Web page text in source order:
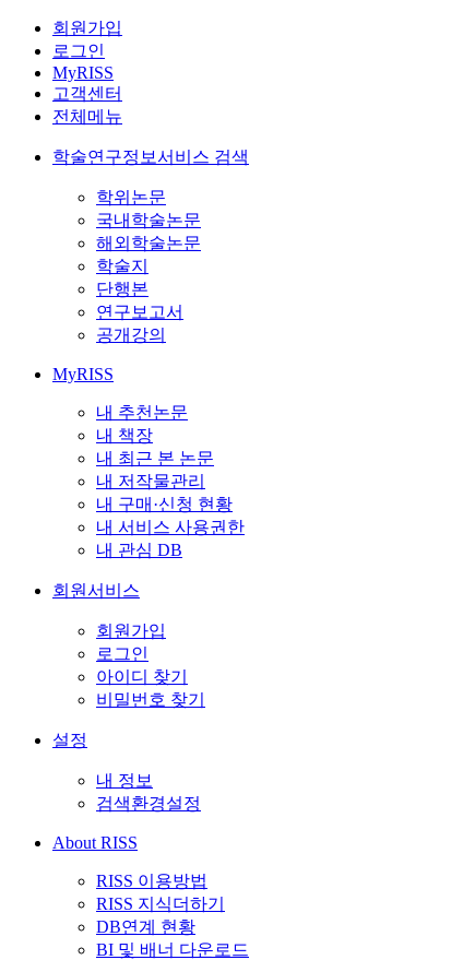
회원가입
로그인
MyRISS
고객센터
전체메뉴
학술연구정보서비스 검색
학위논문
국내학술논문
해외학술논문
학술지
단행본
연구보고서
공개강의
MyRISS
내 추천논문
내 책장
내 최근 본 논문
내 저작물관리
내 구매·신청 현황
내 서비스 사용권한
내 관심 DB
회원서비스
회원가입
로그인
아이디 찾기
비밀번호 찾기
설정
내 정보
검색환경설정
About RISS
RISS 이용방법
RISS 지식더하기
DB연계 현황
BI 및 배너 다운로드